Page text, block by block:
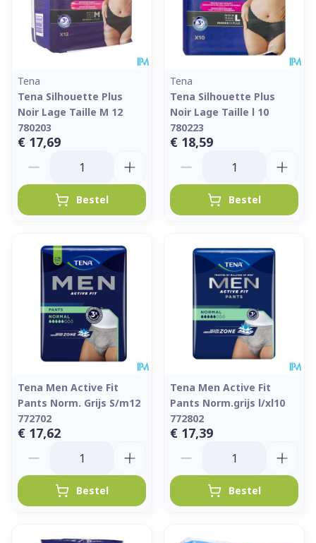
Tena
Tena Silhouette Plus
Noir Lage Taille M 12
780203
€ 17,69
Bestel
Tena
Tena Silhouette Plus
Noir Lage Taille l 10
780223
€ 18,59
Bestel
Tena Men Active Fit
Pants Norm. Grijs S/m12
772702
€ 17,62
Bestel
Tena Men Active Fit
Pants Norm.grijs l/xl10
772802
€ 17,39
Bestel